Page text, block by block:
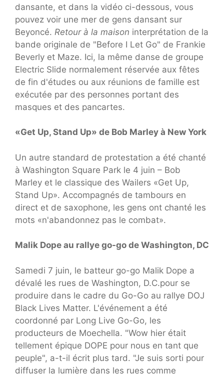
dansante, et dans la vidéo ci-dessous, vous
pouvez voir une mer de gens dansant sur
Beyoncé. Retour à la maison interprétation de la
bande originale de "Before I Let Go" de Frankie
Beverly et Maze. Ici, la même danse de groupe
Electric Slide normalement réservée aux fêtes
de fin d'études ou aux réunions de famille est
exécutée par des personnes portant des
masques et des pancartes.
«Get Up, Stand Up» de Bob Marley à New York
Un autre standard de protestation a été chanté
à Washington Square Park le 4 juin – Bob
Marley et le classique des Wailers «Get Up,
Stand Up». Accompagnés de tambours en
direct et de saxophone, les gens ont chanté les
mots «n'abandonnez pas le combat».
Malik Dope au rallye go-go de Washington, DC
Samedi 7 juin, le batteur go-go Malik Dope a
dévalé les rues de Washington, D.C.pour se
produire dans le cadre du Go-Go au rallye DOJ
Black Lives Matter. L'événement a été
coordonné par Long Live Go-Go, les
producteurs de Moechella. "Wow hier était
tellement épique DOPE pour nous en tant que
peuple", a-t-il écrit plus tard. "Je suis sorti pour
diffuser la lumière dans les rues comme